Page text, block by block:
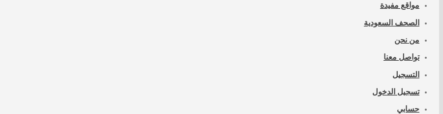
مواقع مفيدة
الصحف السعودية
من نحن
تواصل معنا
التسجيل
تسجيل الدخول
حسابي